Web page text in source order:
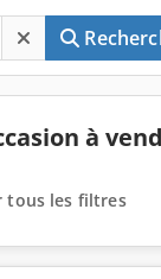
à
tous les filtres